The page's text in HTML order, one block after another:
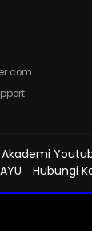
Akademi
Hubungi